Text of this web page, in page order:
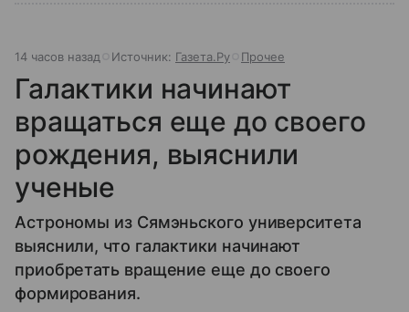
14 часов назад Источник: Газета.Ру Прочее
Галактики начинают
вращаться еще до своего
рождения, выяснили
ученые
Астрономы из Сямэньского университета
выяснили, что галактики начинают
приобретать вращение еще до своего
формирования.